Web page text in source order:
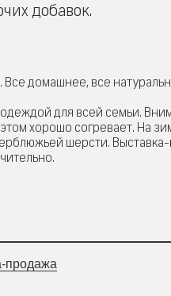
добавок.
домашнее, все
для всей семьи.
хорошо согревает. На
шерсти.
продажа